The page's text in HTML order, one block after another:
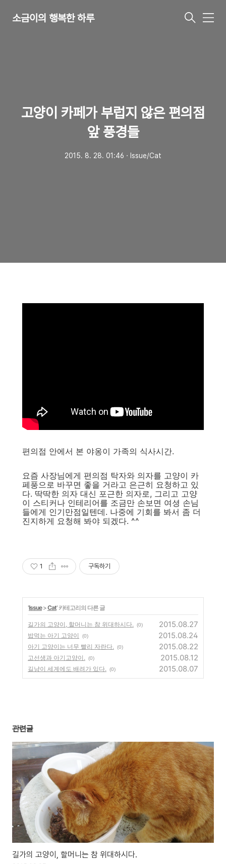
소금이의 행복한 하루
메
고양이 카페가 부럽지 않은 편의점
앞 풍경들
2015. 8. 28. 01:46 ㆍ Issue/Cat
편의점 안에서 본 야옹이 가족의 식사시간.
요즘 사장님에게 편의점 탁자와 의자를 고양이 카
페풍으로 바꾸면 좋을 거라고 은근히 요청하고 있
다. 딱딱한 의자 대신 포근한 의자로, 그리고 고양
이 스티커나 인테리어를 조금만 손보면 여셩 손님
들에게 인기만점일텐데. 나중에 기회를 봐서 좀 더
진지하게 요청해 봐야 되겠다. ^^
1 구독하기
'Issue>Cat' 카테고리의 다른 글
길가의 고양이, 할머니는 참 위대하시다. (0) 2015.08.27
밥먹는 아기 고양이 (0) 2015.08.24
아기 고양이는 너무 빨리 자란다. (0) 2015.08.22
고선생과 아기고양이. (0) 2015.08.12
길냥이 세계에도 배려가 있다. (0) 2015.08.07
관련글
길가의 고양이, 할머니는 참 위대하시다.